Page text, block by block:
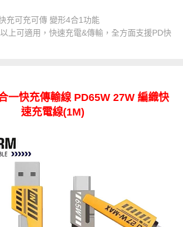
充可充可傳 變形4合1功能
上可適用，快速充電&傳輸，全方面支援PD快
一快充傳輸線 PD65W 27W 編織快
速充電線(1M)